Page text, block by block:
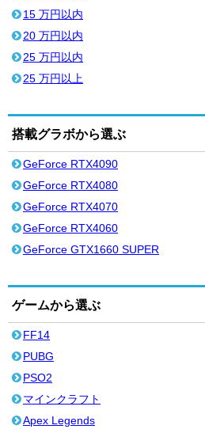
15 万円以内
20 万円以内
25 万円以内
25 万円以上
搭載グラボから選ぶ
GeForce RTX4090
GeForce RTX4080
GeForce RTX4070
GeForce RTX4060
GeForce GTX1660 SUPER
ゲームから選ぶ
FF14
PUBG
PSO2
マインクラフト
Apex Legends